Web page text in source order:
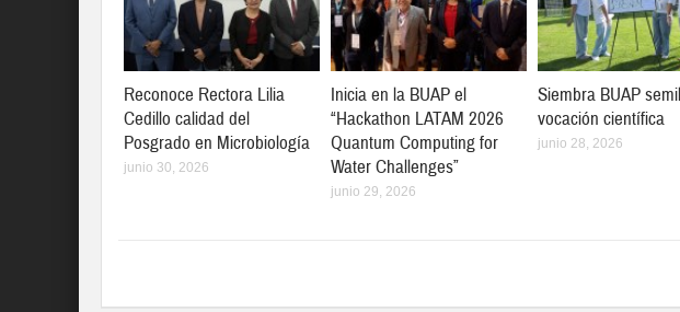
Reconoce Rectora Lilia
Cedillo calidad del
Posgrado en Microbiología
junio 30, 2026
Inicia en la BUAP el
“Hackathon LATAM 2026
Quantum Computing for
Water Challenges”
junio 29, 2026
Siembra BUAP
vocación científica
junio 28, 2026